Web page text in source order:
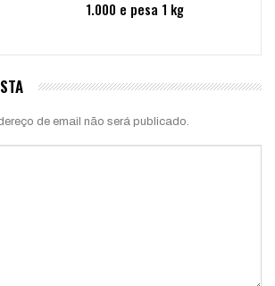
1.000 e pesa 1 kg
de email não será publicado.